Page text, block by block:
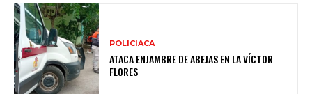
POLICIACA
ATACA ENJAMBRE DE ABEJAS EN LA VÍCTOR
FLORES